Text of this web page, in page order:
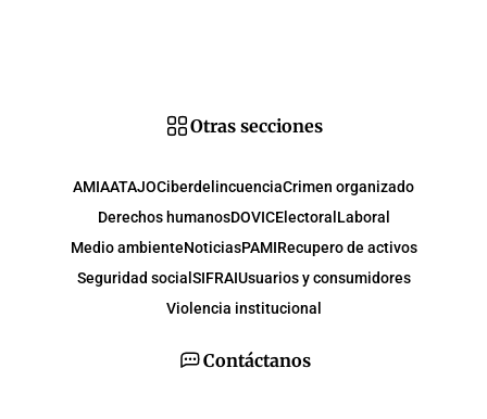
Contáctanos
Otras secciones
AMIAATAJOCiberdelincuenciaCrimen organizado
Derechos humanosDOVICElectoral Laboral
Medio ambienteNoticiasPAMIRecupero de activos
Seguridad social SIFRAIUsuarios y consumidores
Violencia institucional